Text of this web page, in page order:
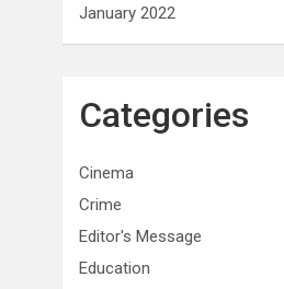
January 2022
Categories
Cinema
Crime
Editor's Message
Education